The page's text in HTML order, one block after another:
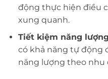
động thực hiện điều
xung quanh.
Tiết kiệm năng
có khả năng tự động
năng lượng theo nhu